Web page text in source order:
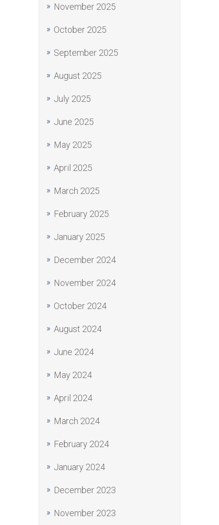
November 2025
October 2025
September 2025
August 2025
July 2025
June 2025
May 2025
April 2025
March 2025
February 2025
January 2025
December 2024
November 2024
October 2024
August 2024
June 2024
May 2024
April 2024
March 2024
February 2024
January 2024
December 2023
November 2023